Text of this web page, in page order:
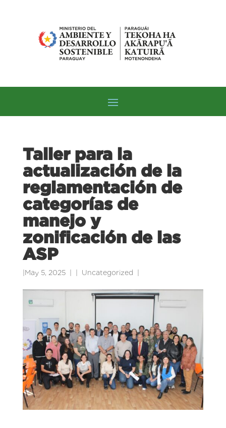
Taller para la
actualización de la
reglamentación de
categorías de
manejo y
zonificación de las
ASP
May 5, 2025 Uncategorized